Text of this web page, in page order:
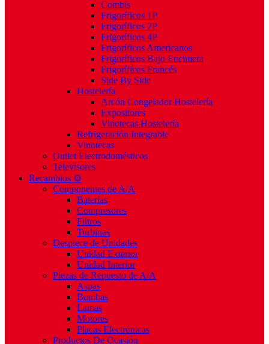
Combis
Frigoríficos 1P
Frigoríficos 2P
Frigoríficos 4P
Frigoríficos Americanos
Frigoríficos Bajo Encimera
Frigoríficos Francés
Side By Side
Hostelería
Arcón Congelador Hostelería
Expositores
Vinotecas Hostelería
Refrigeración Integrable
Vinotecas
Outlet Electrodomésticos
Televisores
Recambios ⚙️
Componentes de A/A
Baterías
Compresores
Filtros
Turbinas
Despiece de Unidades
Unidad Exterior
Unidad Interior
Piezas de Repuesto de A/A
Aspas
Bombas
Lamas
Motores
Placas Electrónicas
Productos De Ocasión